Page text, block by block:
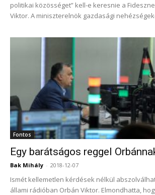
politikai közösséget” kell-e keresnie a
Viktor. A miniszterelnök gazdasági
Fontos
Egy barátságos reggel
Bak Mihály - 2018-12-07
Ismét kellemetlen kérdések nélkül
állami rádióban Orbán Viktor. Elmondhatta,